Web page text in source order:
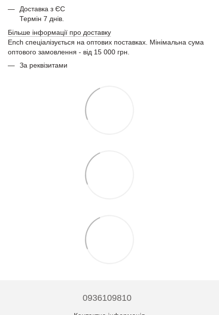
Доставка з ЄС
Термін 7 днів.
Більше інформації про доставку
Ench спеціалізується на оптових поставках. Мінімальна сума
оптового замовлення - від 15 000 грн.
За реквізитами
0936109810